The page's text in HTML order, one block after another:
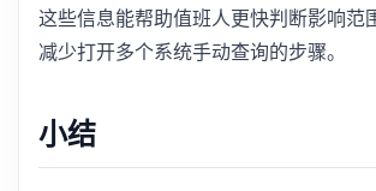
这些信息能帮助值班人更快判断影响范
减少打开多个系统手动查询的步骤。
小结